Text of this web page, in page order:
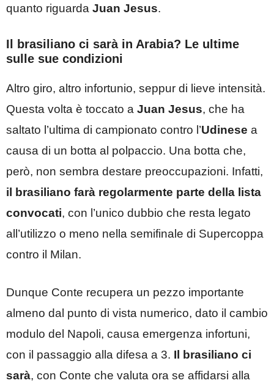
quanto riguarda Juan Jesus.
Il brasiliano ci sarà in Arabia? Le ultime
sulle sue condizioni
Altro giro, altro infortunio, seppur di lieve intensità.
Questa volta è toccato a Juan Jesus, che ha
saltato l’ultima di campionato contro l’Udinese a
causa di un botta al polpaccio. Una botta che,
però, non sembra destare preoccupazioni. Infatti,
il brasiliano farà regolarmente parte della lista
convocati, con l’unico dubbio che resta legato
all’utilizzo o meno nella semifinale di Supercoppa
contro il Milan.
Dunque Conte recupera un pezzo importante
almeno dal punto di vista numerico, dato il cambio
modulo del Napoli, causa emergenza infortuni,
con il passaggio alla difesa a 3. Il brasiliano ci
sarà, con Conte che valuta ora se affidarsi alla